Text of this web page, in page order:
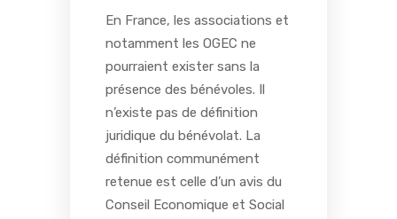
En France, les associations et
notamment les OGEC ne
pourraient exister sans la
présence des bénévoles. Il
n’existe pas de définition
juridique du bénévolat. La
définition communément
retenue est celle d’un avis du
Conseil Economique et Social